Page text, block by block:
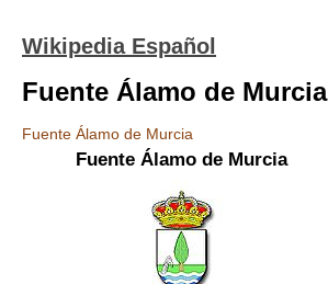
Wikipedia Español
Fuente Álamo de Murcia
Fuente Álamo de Murcia
Fuente Álamo de Murcia